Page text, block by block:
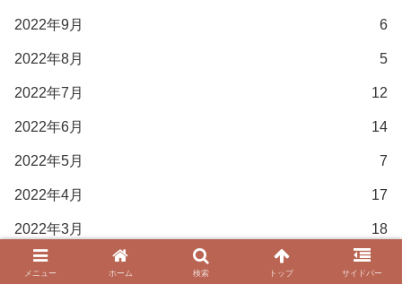
2022年9月 6
2022年8月 5
2022年7月 12
2022年6月 14
2022年5月 7
2022年4月 17
2022年3月 18
2022年2月
メニュー ホーム 検索 トップ サイドバー